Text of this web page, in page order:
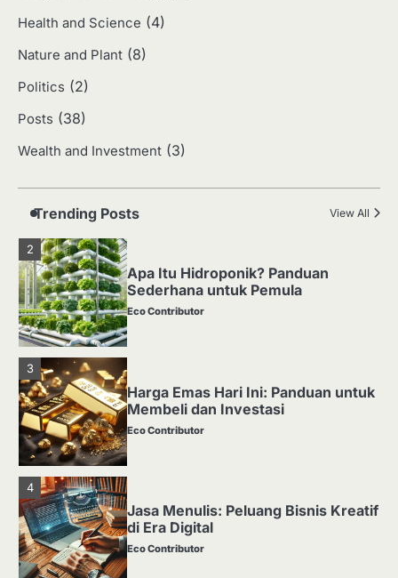
Health and Science (4)
Nature and Plant (8)
Politics (2)
Posts (38)
Wealth and Investment (3)
Trending Posts View All
Jasa Desain: Peluang Usaha Kreatif
di Era Digital
Media Tanam: Jenis, Fungsi, dan
Eco Contributor
2
Apa Itu Hidroponik? Panduan
Sederhana untuk Pemula
Eco Contributor
3
Harga Emas Hari Ini: Panduan untuk
Membeli dan Investasi
Eco Contributor
4
Jasa Menulis: Peluang Bisnis Kreatif
di Era Digital
Eco Contributor